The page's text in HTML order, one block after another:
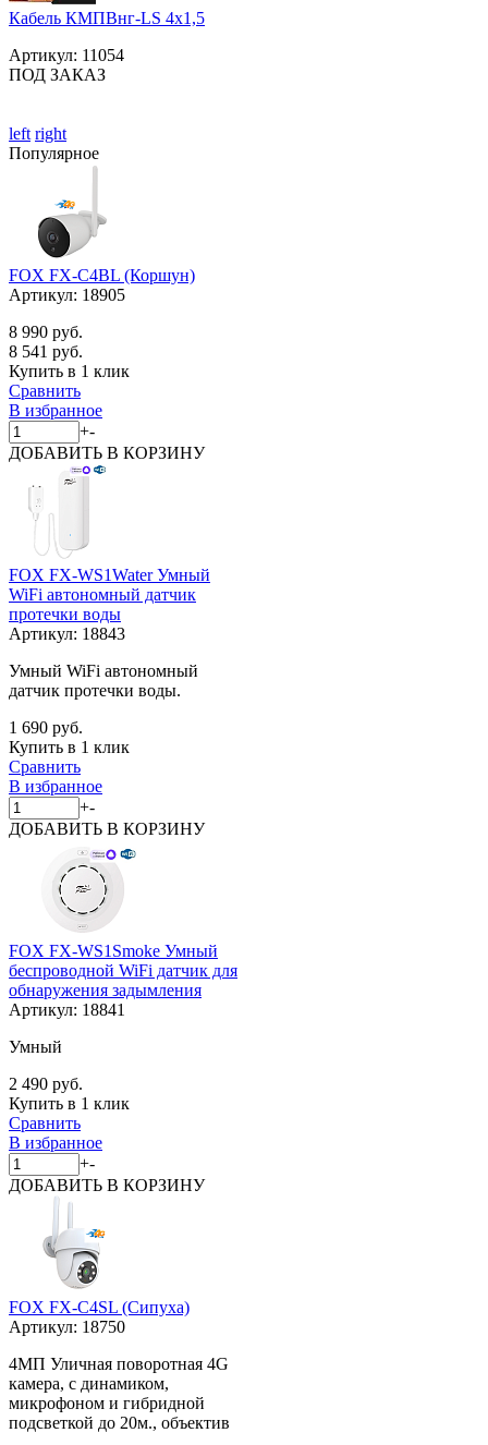
Кабель КМПВнг-LS 4х1,5
Артикул: 11054
ПОД ЗАКАЗ
left right
Популярное
FOX FX-C4BL (Коршун)
Артикул: 18905
8 990 руб.
8 541 руб.
Купить в 1 клик
Сравнить
В избранное
+-
ДОБАВИТЬ В КОРЗИНУ
FOX FX-WS1Water Умный
WiFi автономный датчик
протечки воды
Артикул: 18843
Умный WiFi автономный
датчик протечки воды.
1 690 руб.
Купить в 1 клик
Сравнить
В избранное
+-
ДОБАВИТЬ В КОРЗИНУ
FOX FX-WS1Smoke Умный
беспроводной WiFi датчик для
обнаружения задымления
Артикул: 18841
Умный
2 490 руб.
Купить в 1 клик
Сравнить
В избранное
+-
ДОБАВИТЬ В КОРЗИНУ
FOX FX-C4SL (Сипуха)
Артикул: 18750
4МП Уличная поворотная 4G
камера, с динамиком,
микрофоном и гибридной
подсветкой до 20м., объектив